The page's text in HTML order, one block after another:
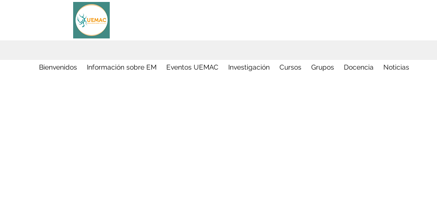
Bienvenidos Información sobre EM Eventos UEMAC Investigación Cursos Grupos Docencia Noticias